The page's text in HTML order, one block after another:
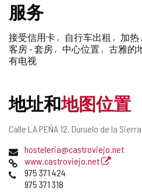
旅
游
印
服务
接受信用卡 自行车出租 加热
客房 - 套房
中心位置 古雅的
有电视
地址和地图位置
邮
地
址
Calle LA PEÑA 12. Duruelo de la Sierra.
电
子
邮
hosteleria@castroviejo.net
网
页
www.castroviejo.net
电
975 371 424
975 371 318